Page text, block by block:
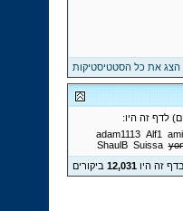
הצג את כל הסטטיסטיקות
adam1113 Alf1
ShaulB Suissa
בדף זה היו12,031 ביקורים